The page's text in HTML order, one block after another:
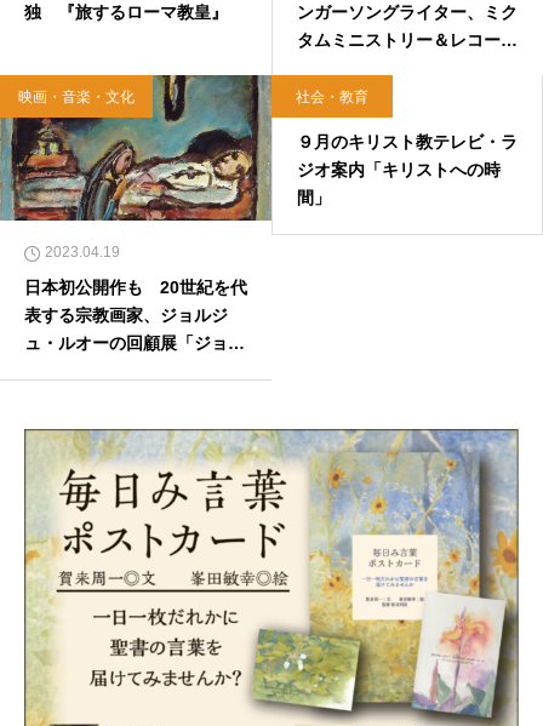
独 『旅するローマ教皇』
ンガーソングライター、ミク
タムミニストリー＆レコード
映画・音楽・文化
2023.04.19
日本初公開作も 20世紀を代
表する宗教画家、ジョルジ
ュ・ルオーの回顧展「ジョル
ック汐留美術館にて
社会・教育
2018.09.07
９月のキリスト教テレビ・ラ
ジオ案内「キリストへの時
間」